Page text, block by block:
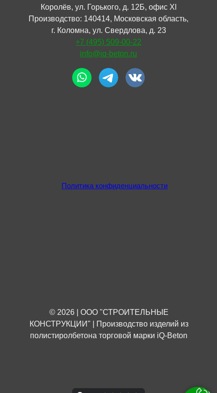
Королёв, ул. Горького, д. 12Б, офис Xl
Производство: 140414, Московская область,
г. Коломна, ул. Свердлова, д. 23
+7 (495) 509-00-22
info@iq-beton.ru
© 2026 | ООО "СТРОИТЕЛЬНЫЕ
КОНСТРУКЦИИ" | Производство изделий из
полистиролбетона торговой марки iQ-Beton
Политика конфиденциальности